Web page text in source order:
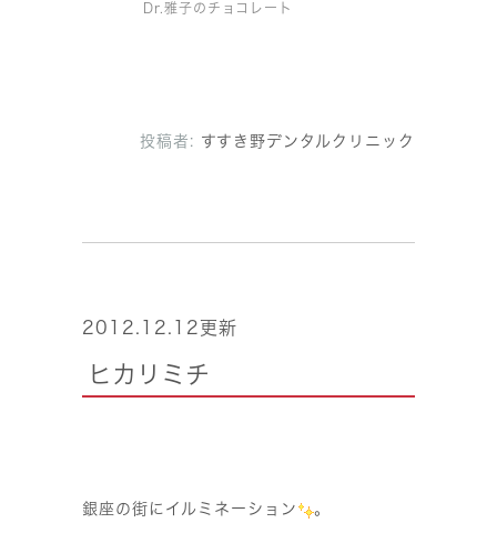
Dr.雅子のチョコレート
投稿者: すすき野デンタルクリニック
2012.12.12更新
ヒカリミチ
銀座の街にイルミネーション 。